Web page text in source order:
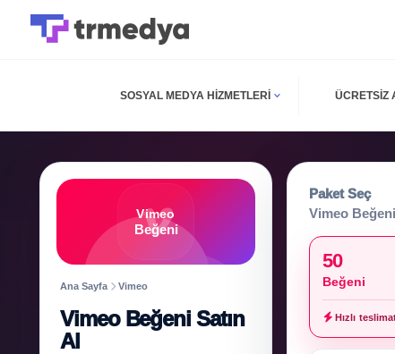
SOSYAL MEDYA HIZMETLERI ÜCRETSIZ
Vimeo
Beğeni
Ana Sayfa Vimeo
Vimeo Beğeni Satın
Al
Paket Seç
Vimeo
50
Beğeni
Hızlı